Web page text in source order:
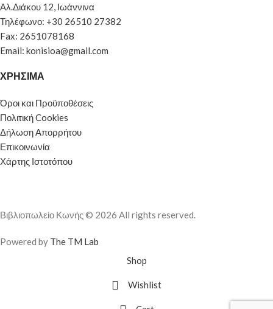
Αλ.Διάκου 12, Ιωάννινα
Τηλέφωνο: +30 26510 27382
Fax: 2651078168
Email: konisioa@gmail.com
ΧΡΗΣΙΜΑ
Όροι και Προϋποθέσεις
Πολιτική Cookies
Δήλωση Απορρήτου
Επικοινωνία
Χάρτης Ιστοτόπου
Βιβλιοπωλείο Κωνής © 2026 All rights reserved.
Powered by The TM Lab
Shop
Wishlist